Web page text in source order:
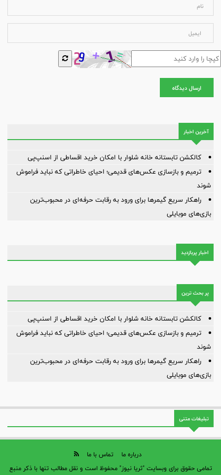
ارسال دیدگاه
آخرین اخبار
کالکشن تابستانه خانه شلوار با امکان خرید اقساطی از اسنپ‌پی
ترمیم و بازسازی عکس‌های قدیمی؛ احیای خاطراتی که نباید فراموش
شوند
راهکار سریع گیمرها برای ورود به رقابت حرفه‌ای در محبوب‌ترین
بازی‌های موبایلی
اخبار پربازدید
پر بحث ترین
کالکشن تابستانه خانه شلوار با امکان خرید اقساطی از اسنپ‌پی
ترمیم و بازسازی عکس‌های قدیمی؛ احیای خاطراتی که نباید فراموش
شوند
راهکار سریع گیمرها برای ورود به رقابت حرفه‌ای در محبوب‌ترین
بازی‌های موبایلی
تبلیغات متنی
درباره ما
تماس با ما
تمامی حقوق برای وبسایت "ثریا نیوز" محفوظ است و نقل مطالب تنها با ذکر منبع